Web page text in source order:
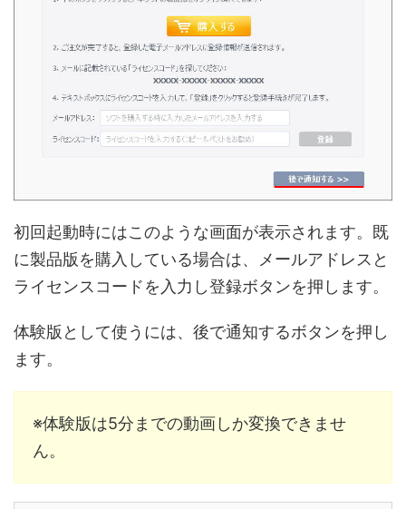
初回起動時にはこのような画面が表示されます。既
に製品版を購入している場合は、メールアドレスと
ライセンスコードを入力し登録ボタンを押します。
体験版として使うには、後で通知するボタンを押し
ます。
※体験版は5分までの動画しか変換できませ
ん。